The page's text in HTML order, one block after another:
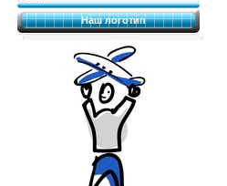
Наш логотип